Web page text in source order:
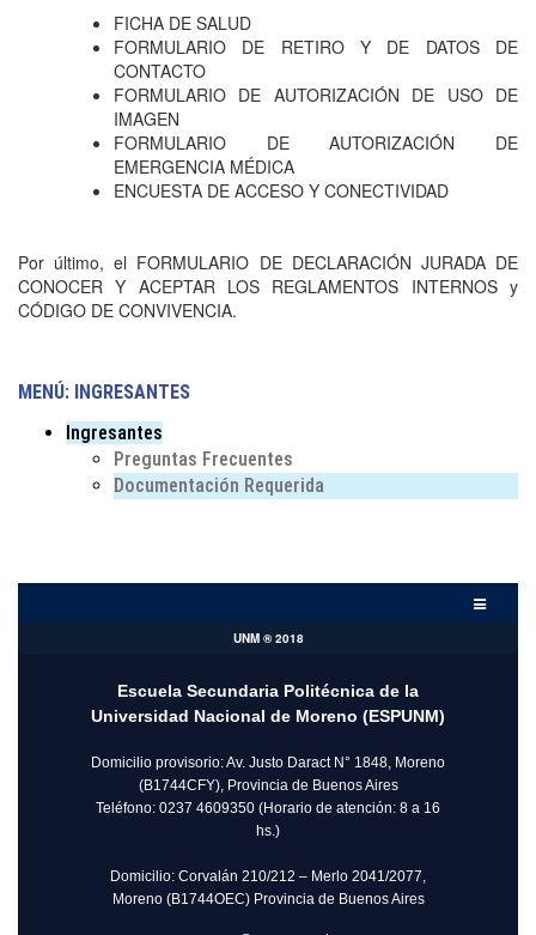
FICHA DE SALUD
FORMULARIO DE RETIRO Y DE DATOS DE
CONTACTO
FORMULARIO DE AUTORIZACIÓN DE USO DE
IMAGEN
FORMULARIO DE AUTORIZACIÓN DE
EMERGENCIA MÉDICA
ENCUESTA DE ACCESO Y CONECTIVIDAD
Por último, el FORMULARIO DE DECLARACIÓN JURADA DE
CONOCER Y ACEPTAR LOS REGLAMENTOS INTERNOS y
CÓDIGO DE CONVIVENCIA.
MENÚ: INGRESANTES
Ingresantes
Preguntas Frecuentes
Documentación Requerida
UNM ® 2018
Escuela Secundaria Politécnica de la
Universidad Nacional de Moreno (ESPUNM)
Domicilio provisorio: Av. Justo Daract N° 1848, Moreno
(B1744CFY), Provincia de Buenos Aires
Teléfono: 0237 4609350 (Horario de atención: 8 a 16
hs.)
Domicilio: Corvalán 210/212 – Merlo 2041/2077,
Moreno (B1744OEC) Provincia de Buenos Aires